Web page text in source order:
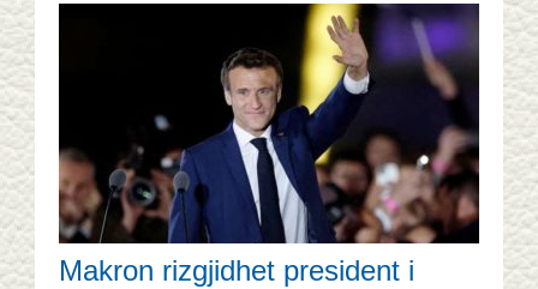
Makron rizgjidhet president i